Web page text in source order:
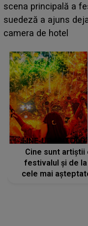
luat prin surprindere
BĂIATUL VIZAT de
faptului împlinit, A
LINE-UP
Cine sunt artiștii
festivalul și de
cele mai